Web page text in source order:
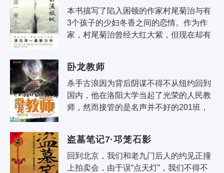
本书描写了陷入困顿的作家村尾菊治与有
3个孩子的少妇冬香之间的恋情。作为作
家，村尾菊治曾经大红大紫，但现在却有
卧龙教师
杀手古浪因为背后阴谋不得不从纽约回到
国内，他在洛阳大学当起了光荣的人民教
师，然而接管的是名声并不好的201班，
盗墓笔记7·邛笼石影
回到北京，我们和老九门后人的约见正撞
上拍卖会，由于误“点天灯”，我们不得不